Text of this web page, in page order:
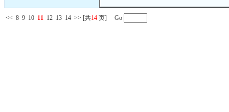
<< 8 9 10 11 12 13 14 >> [共14 页] Go